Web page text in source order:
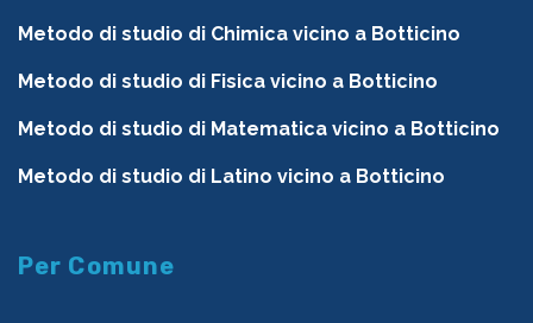
Metodo di studio di Chimica vicino a Botticino
Metodo di studio di Fisica vicino a Botticino
Metodo di studio di Matematica vicino a Botticino
Metodo di studio di Latino vicino a Botticino
Per Comune